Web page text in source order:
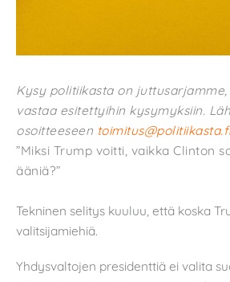
Kysy politiikasta on
vastaa esitettyihin kysymyksiin.
osoitteeseen
”Miksi Trump voitti, vaikka Clinton
ääniä?”
Tekninen selitys kuuluu, että koska
valitsijamiehiä.
Yhdysvaltojen presidenttiä ei valita